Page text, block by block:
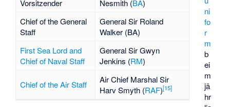
ni
fo
r
m
b
ei
m
jä
hr
Vorsitzender
Nesmith(BA)
Chief of the General
Staff
General Sir Roland
Walker(BA)
First Sea Lord and
Chief of Naval Staff
General SirGwyn
Jenkins (RM)
Chief of the Air Staff
Air Chief Marshal Sir
Harv Smyth(RAF)[15]